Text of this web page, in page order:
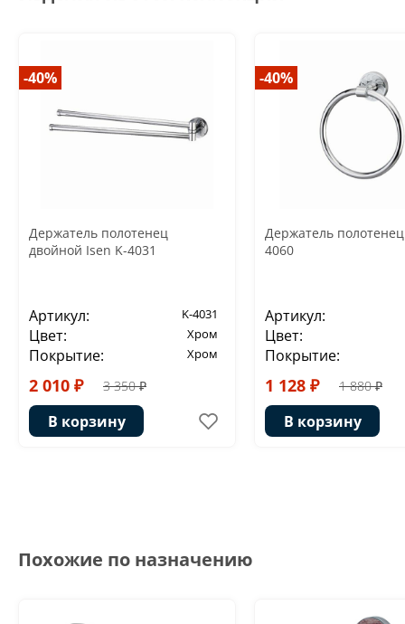
-40%
Держатель полотенец
двойной Isen K-4031
Артикул: K-4031
Цвет: Хром
Покрытие: Хром
2 010 ₽ 3 350 ₽
В корзину
-40%
Держатель
4060
Артикул:
Цвет:
Покрытие:
1 128 ₽ 1 880 ₽
В корзину
Похожие по назначению